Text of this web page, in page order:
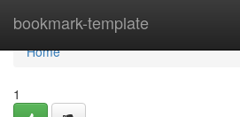
bookmark-template
Home
Home
1